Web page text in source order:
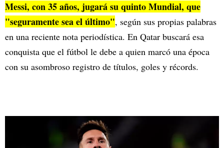
Messi, con 35 años, jugará su quinto Mundial, que
"seguramente sea el último", según sus propias palabras
en una reciente nota periodística. En Qatar buscará esa
conquista que el fútbol le debe a quien marcó una época
con su asombroso registro de títulos, goles y récords.